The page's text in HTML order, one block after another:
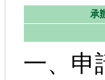
承
一、申